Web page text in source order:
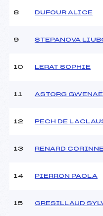
Ouvreurs D :
Météo :
Nombre de portes :
Traceur :
Ouvreurs C :
Ouvreurs E :
8 DUFOUR ALICE
9 STEPANOVA
10 LERAT SOPHIE
11 ASTORG
12 PECH DE
13 RENARD
14 PIERRON PAOLA
15 GRESILLAUD